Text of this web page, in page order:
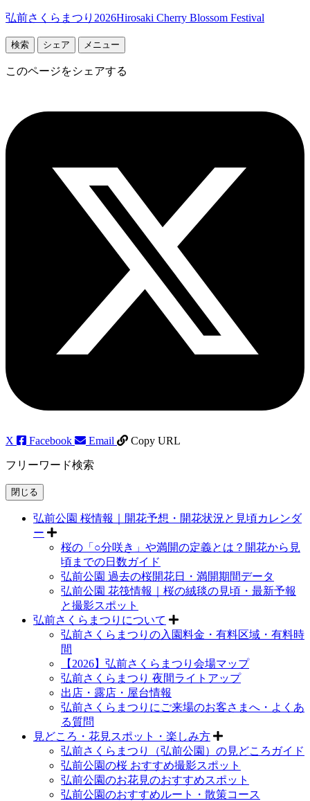
弘前さくらまつり2026Hirosaki Cherry Blossom Festival
検索 シェア メニュー
このページをシェアする
X Facebook Email Copy URL
フリーワード検索
閉じる
弘前公園 桜情報｜開花予想・開花状況と見頃カレンダ
ー
桜の「○分咲き」や満開の定義とは？開花から見
頃までの日数ガイド
弘前公園 過去の桜開花日・満開期間データ
弘前公園 花筏情報｜桜の絨毯の見頃・最新予報
と撮影スポット
弘前さくらまつりについて
弘前さくらまつりの入園料金・有料区域・有料時
間
【2026】弘前さくらまつり会場マップ
弘前さくらまつり 夜間ライトアップ
出店・露店・屋台情報
弘前さくらまつりにご来場のお客さまへ・よくあ
る質問
見どころ・花見スポット・楽しみ方
弘前さくらまつり（弘前公園）の見どころガイド
弘前公園の桜 おすすめ撮影スポット
弘前公園のお花見のおすすめスポット
弘前公園のおすすめルート・散策コース